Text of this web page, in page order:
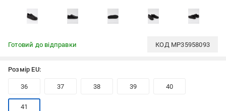
Готовий до відправки КОД MP35958093
Розмір EU:
36 37 38 39 40
41